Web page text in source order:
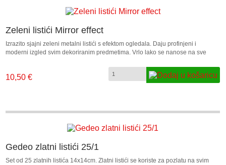
Zeleni listići Mirror effect
Izrazito sjajni zeleni metalni listići s efektom ogledala. Daju profinjeni i
moderni izgled svim dekoriranim predmetima. Vrlo lako se nanose na sve
nanesite sloj tekućeg ljepila ili ljepila u pasti, pričekajte da se ljepilo malo
osuši cca. sat vremena te nakon toga stavite sjajnu obojenu stranu listića
10,50 €
Gedeo zlatni listići 25/1
Set od 25 zlatnih listića 14x14cm. Zlatni listići se koriste za pozlatu na svim